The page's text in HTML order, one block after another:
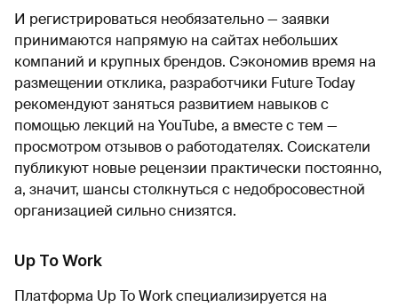
И регистрироваться необязательно — заявки
принимаются напрямую на сайтах небольших
компаний и крупных брендов. Сэкономив время на
размещении отклика, разработчики Future Today
рекомендуют заняться развитием навыков с
помощью лекций на YouTube, а вместе с тем —
просмотром отзывов о работодателях. Соискатели
публикуют новые рецензии практически постоянно,
а, значит, шансы столкнуться с недобросовестной
организацией сильно снизятся.
Up To Work
Платформа Up To Work специализируется на